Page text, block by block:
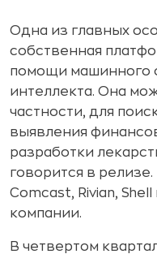
Одна из главных
собственная
помощи машинного
интеллекта. Она
частности, для
выявления
разработки
говорится в
Comcast, Rivian,
компании.
В четвертом